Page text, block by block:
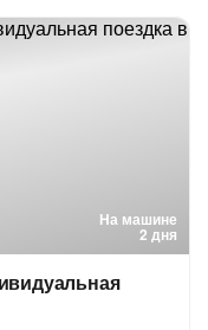
На машине
2 дня